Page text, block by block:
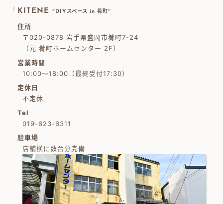
KITENE ~DIYスペース in 肴町~
住所
〒020-0878 岩手県盛岡市肴町7-24
（元 肴町ホームセンター 2F）
営業時間
10:00～18:00（最終受付17:30）
定休日
不定休
Tel
019-623-6311
駐車場
店舗横に数台分完備